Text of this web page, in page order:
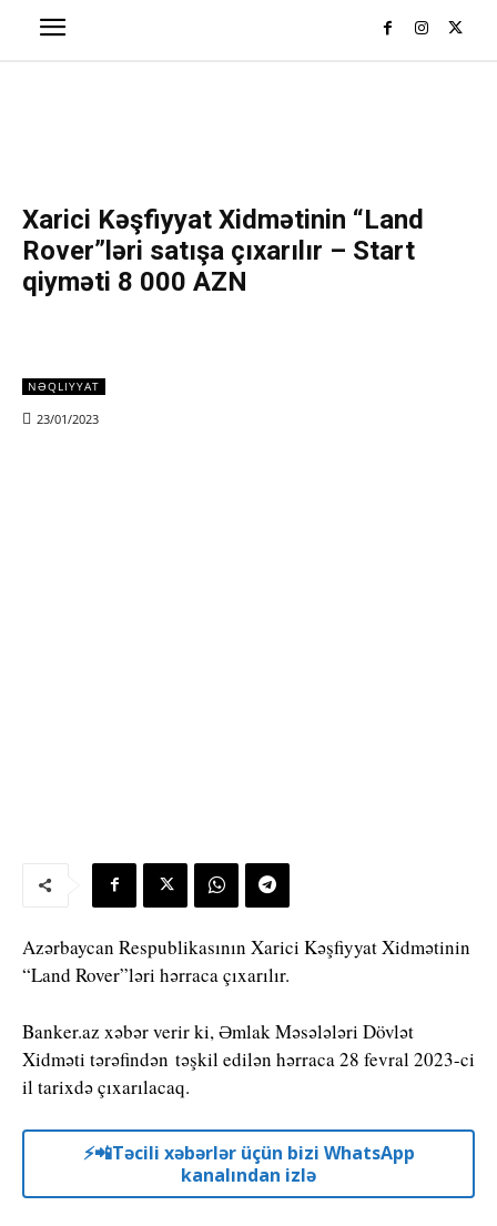
Xarici Kəşfiyyat Xidmətinin “Land
Rover”ləri satışa çıxarılır – Start
qiyməti 8 000 AZN
NƏQLIYYAT
23/01/2023
Azərbaycan Respublikasının Xarici Kəşfiyyat Xidmətinin
“Land Rover”ləri hərraca çıxarılır.
Banker.az xəbər verir ki, Əmlak Məsələləri Dövlət
Xidməti tərəfindən təşkil edilən hərraca 28 fevral 2023-ci
il tarixdə çıxarılacaq.
⚡️📲Təcili xəbərlər üçün bizi WhatsApp
kanalından izlə